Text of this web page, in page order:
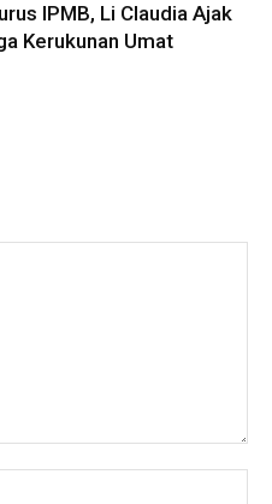
IPMB, Li Claudia Ajak
Kerukunan Umat